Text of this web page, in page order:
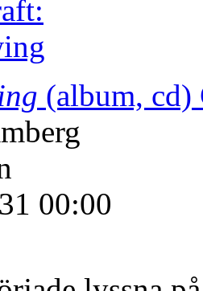
(album, cd)
00:00